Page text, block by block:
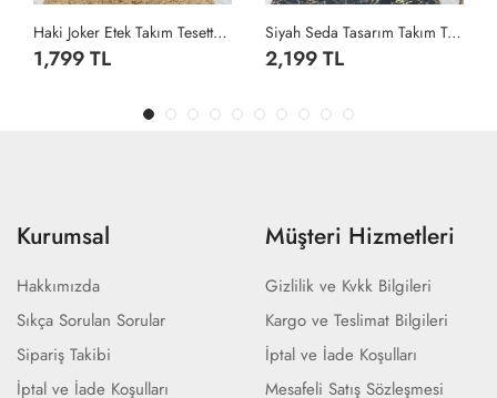
Haki Joker Etek Takım Tesettür Giyim Haki
1,799 TL
Siyah Seda Tasarım Takım Tesettür Giyim Siyah
2,199 TL
Kurumsal
Hakkımızda
Sıkça Sorulan Sorular
Sipariş Takibi
İptal ve İade Koşulları
Müşteri Hizmetleri
Gizlilik ve Kvkk Bilgileri
Kargo ve Teslimat Bilgileri
İptal ve İade Koşulları
Mesafeli Satış Sözleşmesi